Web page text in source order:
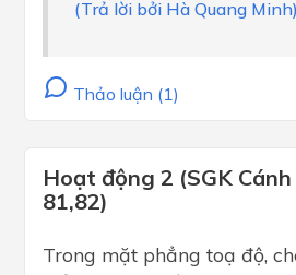
(Trả lời bởi Hà Quang Minh)
Thảo luận (1)
Hoạt động 2 (SGK
81,82)
Trong mặt phẳng toạ độ,